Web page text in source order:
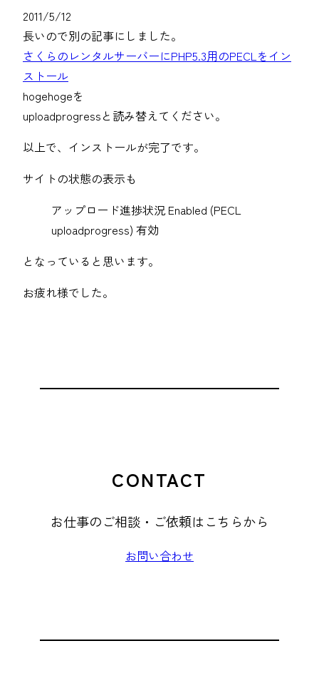
2011/5/12
長いので別の記事にしました。
さくらのレンタルサーバーにPHP5.3用のPECLをイン
ストール
hogehogeを
uploadprogressと読み替えてください。
以上で、インストールが完了です。
サイトの状態の表示も
アップロード進捗状況 Enabled (PECL
uploadprogress) 有効
となっていると思います。
お疲れ様でした。
CONTACT
お仕事のご相談・ご依頼はこちらから
お問い合わせ